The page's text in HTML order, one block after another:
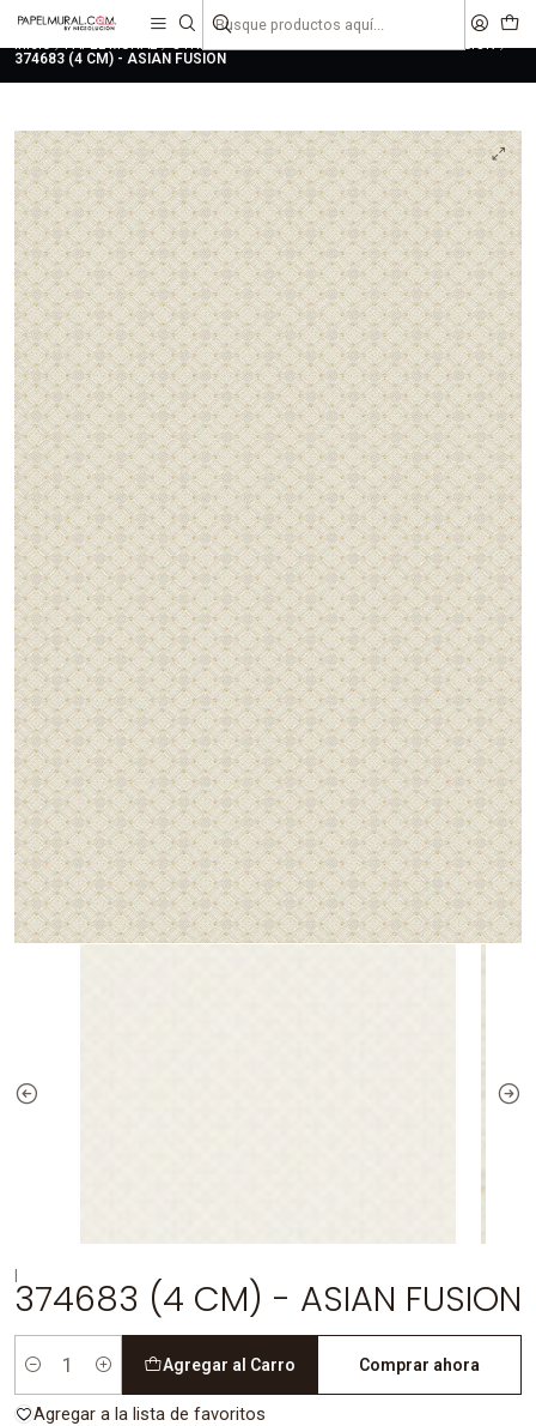
liquidaciones
Inicio PAPEL MURAL OTRAS COLECCIONES
ASIAN FUSION
374683 (4 CM) - ASIAN FUSION
374683 (4 CM) - ASIAN FUSION
Cantidad
Agregar al Carro Comprar ahora
Agregar a la lista de favoritos